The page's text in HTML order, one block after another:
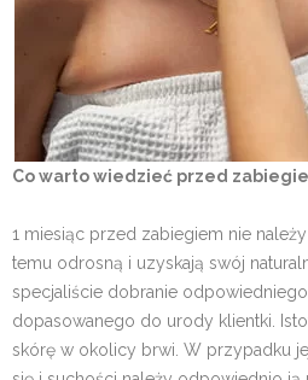
Co warto wiedzieć przed
1 miesiąc przed zabiegiem nie
temu odrosną i uzyskają swój
specjaliście dobranie odpowiedniego
dopasowanego do urody klientki.
skórę w okolicy brwi. W przypadku